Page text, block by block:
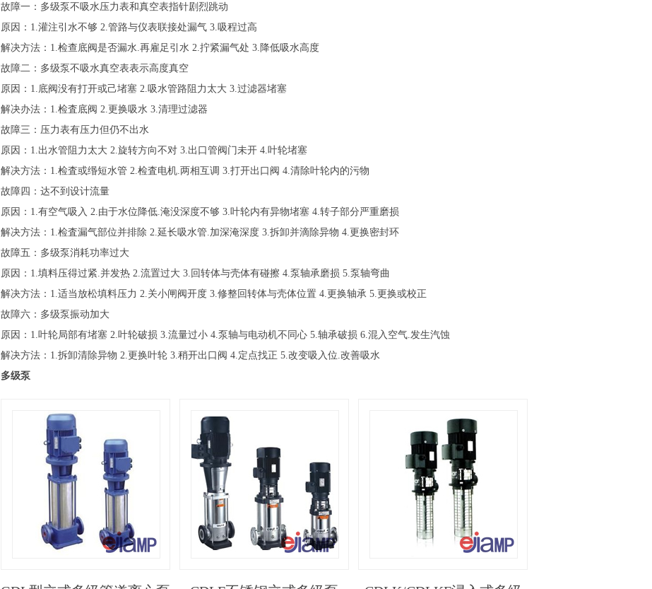
故障一：多级泵不吸水压力表和真空表指针剧烈跳动
原因：1.灌注引水不够 2.管路与仪表联接处漏气 3.吸程过高
解决方法：1.检查底阀是否漏水.再雇足引水 2.拧紧漏气处 3.降低吸水高度
故障二：多级泵不吸水真空表表示高度真空
原因：1.底阀没有打开或己堵塞 2.吸水管路阻力太大 3.过滤器堵塞
解决办法：1.检査底阀 2.更换吸水 3.清理过滤器
故障三：压力表有压力但仍不出水
原因：1.出水管阻力太大 2.旋转方向不对 3.出口管阀门未开 4.叶轮堵塞
解决方法：1.检査或缗短水管 2.检査电机.两相互调 3.打开出口阀 4.清除叶轮内的污物
故障四：达不到设计流量
原因：1.有空气吸入 2.由于水位降低.淹没深度不够 3.叶轮内有异物堵塞 4.转子部分严重磨损
解决方法：1.检査漏气部位并排除 2.延长吸水管.加深淹深度 3.拆卸并滴除异物 4.更换密封环
故障五：多级泵消耗功率过大
原因：1.填料压得过紧.并发热 2.流置过大 3.回转体与壳体有碰擦 4.泵轴承磨损 5.泵轴弯曲
解决方法：1.适当放松填料压力 2.关小闸阀开度 3.修整回转体与壳体位置 4.更换轴承 5.更换或校正
故障六：多级泵振动加大
原因：1.叶轮局部有堵塞 2.叶轮破损 3.流量过小 4.泵轴与电动机不同心 5.轴承破损 6.混入空气.发生汽蚀
解决方法：1.拆卸清除异物 2.更换叶轮 3.稍开出口阀 4.定点找正 5.改变吸入位.改善吸水
多级泵